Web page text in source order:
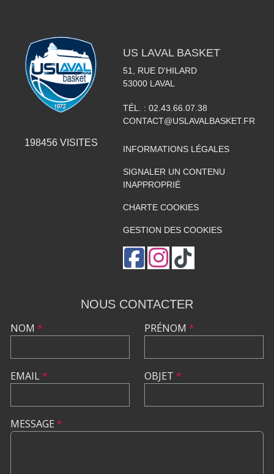
198456 VISITES
US LAVAL BASKET
51, RUE D'HILARD
53000 LAVAL
TÉL. : 02.43.66.07.38
CONTACT@USLAVALBASKET.FR
INFORMATIONS LÉGALES
SIGNALER UN CONTENU
INAPPROPRIÉ
CHARTE COOKIES
GESTION DES COOKIES
NOUS CONTACTER
NOM *
EMAIL*
PRÉNOM *
OBJET *
MESSAGE *